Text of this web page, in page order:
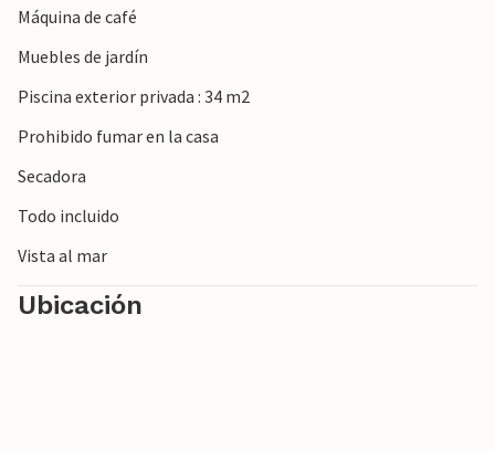
Máquina de café
Muebles de jardín
Piscina exterior privada : 34 m2
Prohibido fumar en la casa
Secadora
Todo incluido
Vista al mar
Ubicación